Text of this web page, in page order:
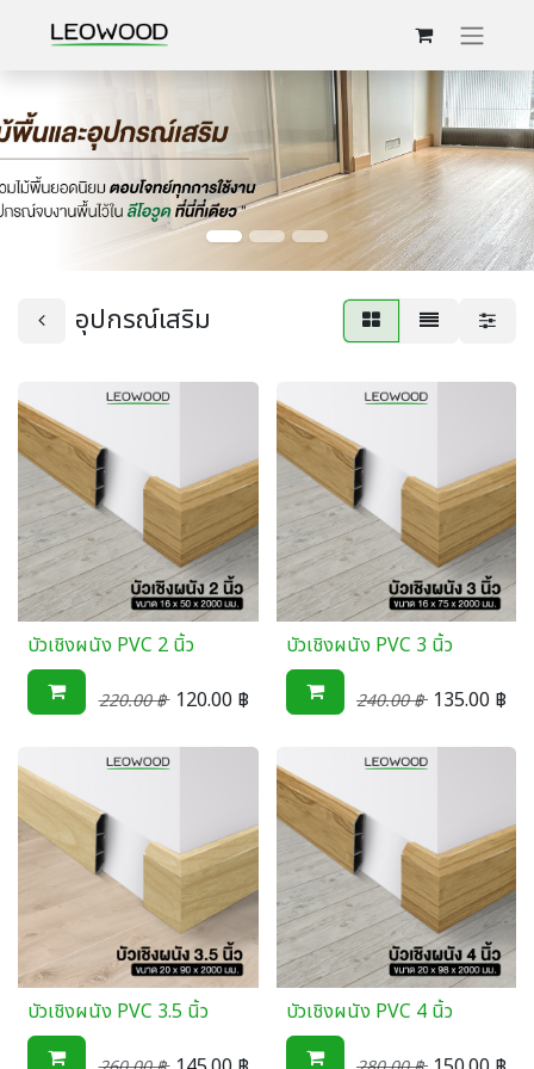
อุปกรณ์เสริม
บัวเชิงผนัง PVC 2 นิ้ว
220.00฿ 120.00 ฿
บัวเชิงผนัง PVC 3 นิ้ว
240.00฿ 135.00 ฿
บัวเชิงผนัง PVC 3.5 นิ้ว บัวเชิงผนัง PVC 4 นิ้ว